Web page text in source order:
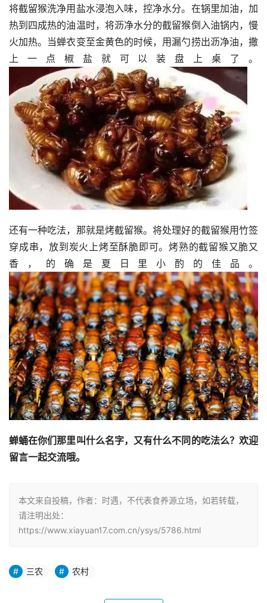
将截留猴洗净用盐水浸泡入味，控净水分。在锅里加油，加
热到四成热的油温时，将沥净水分的截留猴倒入油锅内，慢
火加热。当蝉衣变至金黄色的时候，用漏勺捞出沥净油，撒
上一点椒盐就可以装盘上桌了。
还有一种吃法，那就是烤截留猴。将处理好的截留猴用竹签
穿成串，放到炭火上烤至酥脆即可。烤熟的截留猴又脆又
香，的确是夏日里小酌的佳品。
蝉蛹在你们那里叫什么名字，又有什么不同的吃法么？欢迎
留言一起交流哦。
本文来自投稿，作者：时遇，不代表食养源立场，如若转载，
请注明出处：
https://www.xiayuan17.com.cn/ysys/5786.html
三农 农村